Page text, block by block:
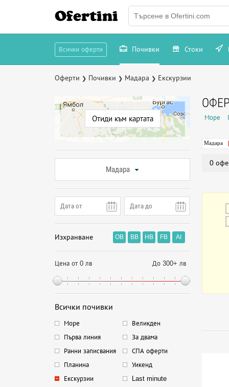
Ofertini
Всички оферти Почивки Стоки
Оферти ❯ Почивки ❯ Мадара ❯ Екскурзии
Отиди към картата
Мадара
Изхранване OB BB HB FB AI
Цена от 0 лв До 300+ лв
Всички почивки
Море
Великден
Първа линия
За двама
Ранни записвания
СПА оферти
Планина
Уикенд
Екскурзии
Last minute
Море
Мадара
0